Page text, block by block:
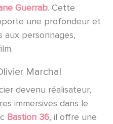
Guerrab. Cette
une profondeur et
aux personnages,
Marchal
devenu réalisateur,
immersives dans le
Bastion 36, il offre une